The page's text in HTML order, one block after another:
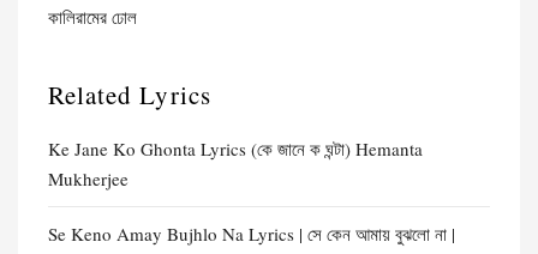
কালিরামের ঢোল
Related Lyrics
Ke Jane Ko Ghonta Lyrics (কে জানে ক ঘন্টা) Hemanta
Mukherjee
Se Keno Amay Bujhlo Na Lyrics | সে কেন আমায় বুঝলো না |